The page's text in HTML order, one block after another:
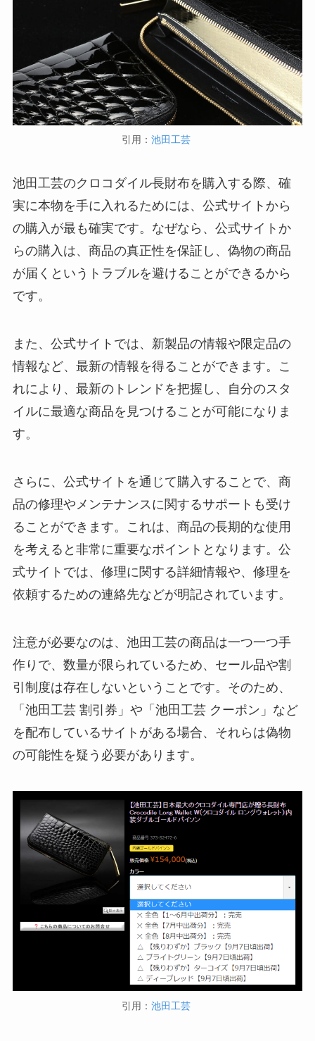
引用： 池田工芸
池田工芸のクロコダイル長財布を購入する際、確
実に本物を手に入れるためには、公式サイトから
の購入が最も確実です。なぜなら、公式サイトか
らの購入は、商品の真正性を保証し、偽物の商品
が届くというトラブルを避けることができるから
です。
また、公式サイトでは、新製品の情報や限定品の
情報など、最新の情報を得ることができます。こ
れにより、最新のトレンドを把握し、自分のスタ
イルに最適な商品を見つけることが可能になりま
す。
さらに、公式サイトを通じて購入することで、商
品の修理やメンテナンスに関するサポートも受け
ることができます。これは、商品の長期的な使用
を考えると非常に重要なポイントとなります。公
式サイトでは、修理に関する詳細情報や、修理を
依頼するための連絡先などが明記されています。
注意が必要なのは、池田工芸の商品は一つ一つ手
作りで、数量が限られているため、セール品や割
引制度は存在しないということです。そのため、
「池田工芸 割引券」や「池田工芸 クーポン」など
を配布しているサイトがある場合、それらは偽物
の可能性を疑う必要があります。
引用： 池田工芸